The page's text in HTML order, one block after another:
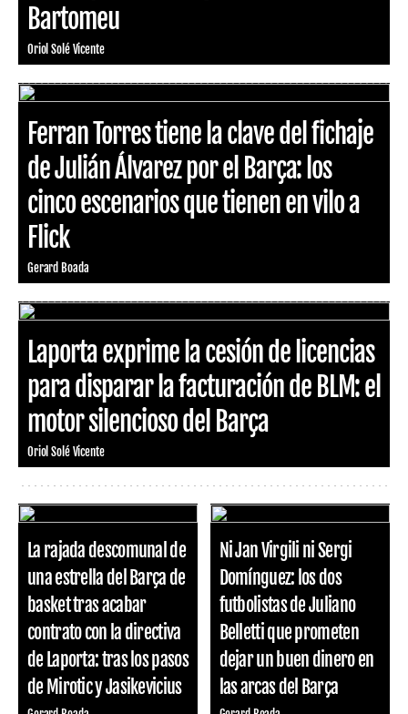
Bartomeu
Oriol Solé Vicente
Ferran Torres tiene la clave del fichaje
de Julián Álvarez por el Barça: los
cinco escenarios que tienen en vilo a
Flick
Gerard Boada
Laporta exprime la cesión de licencias
para disparar la facturación de BLM: el
motor silencioso del Barça
Oriol Solé Vicente
La rajada descomunal de
una estrella del Barça de
basket tras acabar
contrato con la directiva
de Laporta: tras los pasos
de Mirotic y Jasikevicius
Ni Jan Virgili ni Sergi
Domínguez: los dos
futbolistas de Juliano
Belletti que prometen
dejar un buen dinero en
las arcas del Barça